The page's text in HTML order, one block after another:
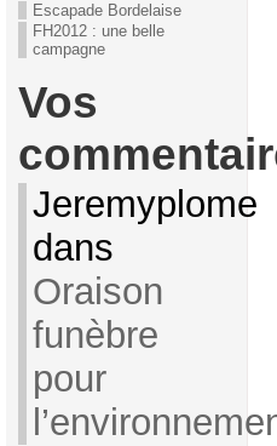
Escapade Bordelaise
FH2012 : une belle
campagne
Vos
Jeremyplome
dans
Oraison
funèbre
pour